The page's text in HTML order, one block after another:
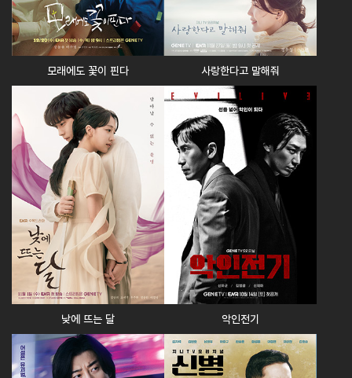
모래에도 꽃이 핀다 사랑한다고 말해줘
낮에 뜨는 달 악인전기